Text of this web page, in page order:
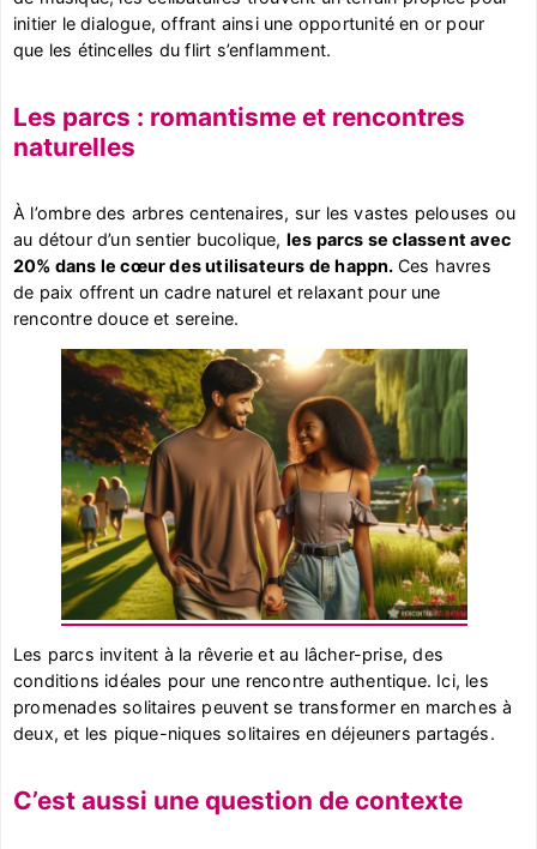
initier le dialogue, offrant ainsi une opportunité en or pour
que les étincelles du flirt s’enflamment.
Les parcs : romantisme et rencontres
naturelles
À l’ombre des arbres centenaires, sur les vastes pelouses ou
au détour d’un sentier bucolique, les parcs se classent avec
20% dans le cœur des utilisateurs de happn. Ces havres
de paix offrent un cadre naturel et relaxant pour une
rencontre douce et sereine.
Les parcs invitent à la rêverie et au lâcher-prise, des
conditions idéales pour une rencontre authentique. Ici, les
promenades solitaires peuvent se transformer en marches à
deux, et les pique-niques solitaires en déjeuners partagés.
C’est aussi une question de contexte